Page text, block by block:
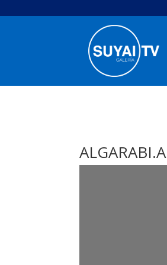
ALGARABI.A